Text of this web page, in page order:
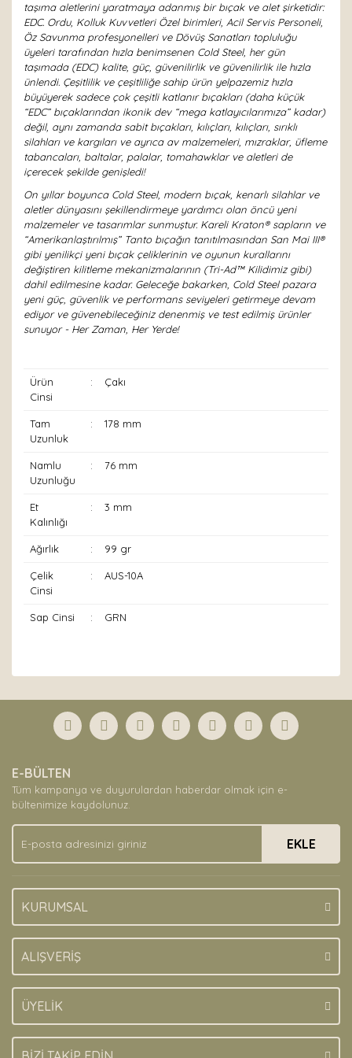
taşıma aletlerini yaratmaya adanmış bir bıçak ve alet şirketidir:
EDC. Ordu, Kolluk Kuvvetleri Özel birimleri, Acil Servis Personeli,
Öz Savunma profesyonelleri ve Dövüş Sanatları topluluğu
üyeleri tarafından hızla benimsenen Cold Steel, her gün
taşımada (EDC) kalite, güç, güvenilirlik ve güvenilirlik ile hızla
ünlendi. Çeşitlilik ve çeşitliliğe sahip ürün yelpazemiz hızla
büyüyerek sadece çok çeşitli katlanır bıçakları (daha küçük
“EDC” bıçaklarından ikonik dev “mega katlayıcılarımıza” kadar)
değil, aynı zamanda sabit bıçakları, kılıçları, kılıçları, sırıklı
silahları ve kargıları ve ayrıca av malzemeleri, mızraklar, üfleme
tabancaları, baltalar, palalar, tomahawklar ve aletleri de
içerecek şekilde genişledi!
On yıllar boyunca Cold Steel, modern bıçak, kenarlı silahlar ve
aletler dünyasını şekillendirmeye yardımcı olan öncü yeni
malzemeler ve tasarımlar sunmuştur. Kareli Kraton® sapların ve
“Amerikanlaştırılmış” Tanto bıçağın tanıtılmasından San Mai III®
gibi yenilikçi yeni bıçak çeliklerinin ve oyunun kurallarını
değiştiren kilitleme mekanizmalarının (Tri-Ad™ Kilidimiz gibi)
dahil edilmesine kadar. Geleceğe bakarken, Cold Steel pazara
yeni güç, güvenlik ve performans seviyeleri getirmeye devam
ediyor ve güvenebileceğiniz denenmiş ve test edilmiş ürünler
sunuyor - Her Zaman, Her Yerde!
Ürün
Cinsi
: Çakı
Tam
Uzunluk
: 178 mm
Namlu
Uzunluğu
: 76 mm
Et
Kalınlığı
: 3 mm
Ağırlık : 99 gr
Çelik
Cinsi
: AUS-10A
Sap Cinsi : GRN
Yorum Yaz
formunu kullanarak tarafımıza iletebilirsiniz.
Görüş ve önerileriniz için teşekkür ederiz.
Ürün açıklamasında eksik bilgiler bulunuyor.
Ürün bilgilerinde hatalar bulunuyor.
Ürün fiyatı diğer sitelerden daha pahalı.
Bu ürüne benzer farklı alternatifler olmalı.
E-BÜLTEN
Tüm kampanya ve duyurulardan haberdar olmak için e-
bültenimize kaydolunuz.
EKLE
KURUMSAL
ALIŞVERİŞ
ÜYELİK